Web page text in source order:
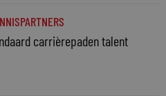
carrièrepaden talent